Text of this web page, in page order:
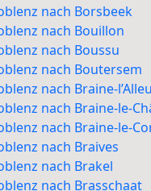
nach Borsbeek
nach Bouillon
nach Boussu
nach Boutersem
nach Braine-
nach Braine-le-
nach Braine-le-
nach Braives
nach Brakel
nach Brasschaat